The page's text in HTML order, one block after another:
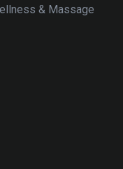
& Massage